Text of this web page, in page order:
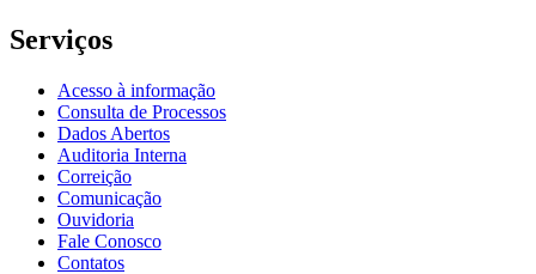
Serviços
Acesso à informação
Consulta de Processos
Dados Abertos
Auditoria Interna
Correição
Comunicação
Ouvidoria
Fale Conosco
Contatos